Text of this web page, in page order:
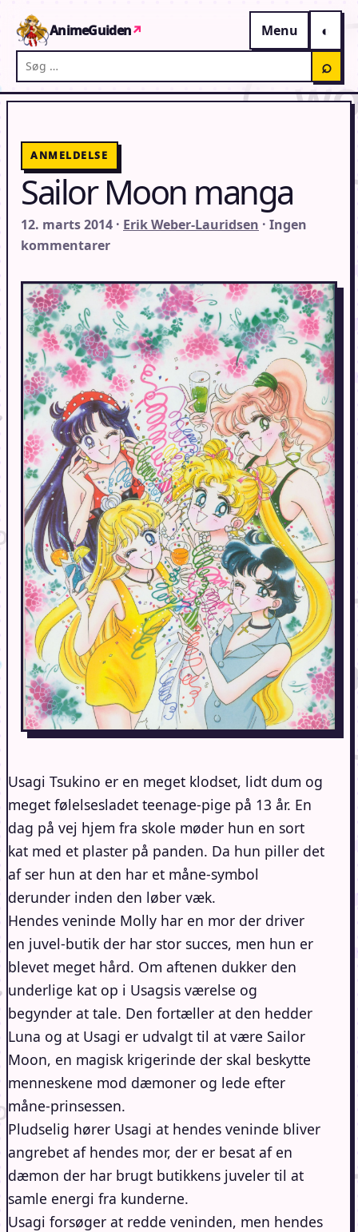
AnimeGuiden↗
Menu
Søg på AnimeGuiden
⌕
ANMELDELSE
Sailor Moon manga
12. marts 2014 · Erik Weber-Lauridsen · Ingen
kommentarer
Usagi Tsukino er en meget klodset, lidt dum og
meget følelsesladet teenage-pige på 13 år. En
dag på vej hjem fra skole møder hun en sort
kat med et plaster på panden. Da hun piller det
af ser hun at den har et måne-symbol
derunder inden den løber væk.
Hendes veninde Molly har en mor der driver
en juvel-butik der har stor succes, men hun er
blevet meget hård. Om aftenen dukker den
underlige kat op i Usagsis værelse og
begynder at tale. Den fortæller at den hedder
Luna og at Usagi er udvalgt til at være Sailor
Moon, en magisk krigerinde der skal beskytte
menneskene mod dæmoner og lede efter
måne-prinsessen.
Pludselig hører Usagi at hendes veninde bliver
angrebet af hendes mor, der er besat af en
dæmon der har brugt butikkens juveler til at
samle energi fra kunderne.
Usagi forsøger at redde veninden, men hendes